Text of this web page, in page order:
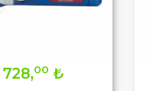
728,00 ₺